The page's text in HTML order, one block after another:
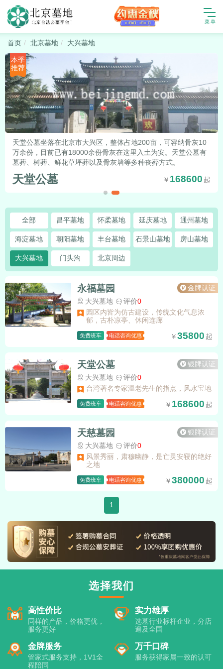
首页 北京墓地 大兴墓地
本季
推荐
天堂公墓坐落在北京市大兴区，整体占地200亩，可容纳骨灰10
万余份，目前已有18000余份骨灰在这里入土为安。天堂公墓有
墓葬、树葬、鲜花草坪葬以及骨灰墙等多种丧葬方式。
天堂公墓 168600
全部 昌平墓地 怀柔墓地 延庆墓地 通州墓地
海淀墓地 朝阳墓地 丰台墓地 石景山墓地 房山墓地
大兴墓地 门头沟 北京周边
永福墓园
大兴墓地 评价0
金牌认证
园区内皆为仿古建设，传统文化气息浓
郁，古朴凉亭、休闲连廊
免费班车 电话咨询优惠 35800
天堂公墓
大兴墓地 评价0
银牌认证
台湾著名专家温老先生的指点，风水宝地
免费班车 电话咨询优惠 168600
天慈墓园
大兴墓地 评价0
银牌认证
风景秀丽，肃穆幽静，是亡灵安寝的绝好
之地
免费班车 电话咨询优惠 380000
1
选择我们
高性价比
同样的产品，价格更优，
服务更好
实力雄厚
选墓行业标杆企业，分店
遍及全国
金牌服务
管家式服务支持，1V1全
程陪同
万千口碑
服务获得家属一致的认可